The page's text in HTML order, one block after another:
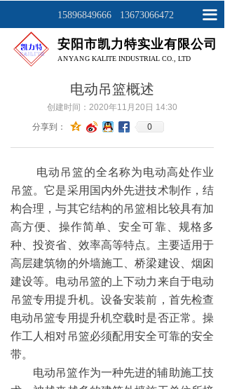
安阳市凯力特实业有限公司
ANYANG KALITE INDUSTRIAL CO., LTD
15896849666 13673066472 끀
关于我们
工程案例
联系我们
电动吊篮概述
创建时间： 2020年11月20日 14:30
电动吊篮的全名称为电动高处作业
吊篮。它是采用国内外先进技术制作，结
构合理，与其它结构的吊篮相比较具有加
高方便、操作简单、安全可靠、规格多
种、投资省、效率高等特点。主要适用于
高层建筑物的外墙施工、桥梁建设、烟囱
建设等。电动吊篮的上下动力来自于电动
吊篮专用提升机。设备安装前，首先检查
电动吊篮专用提升机空载时是否正常。操
作工人相对吊篮必须配用安全可靠的安全
带。
电动吊篮作为一种先进的辅助施工技
分享到： 0